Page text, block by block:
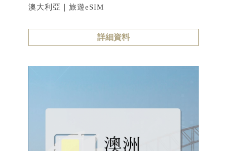
澳大利亞｜旅遊eSIM
詳細資料